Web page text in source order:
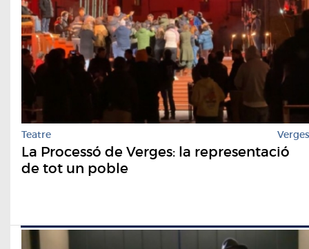
Teatre Verges
La Processó de Verges: la representació
de tot un poble